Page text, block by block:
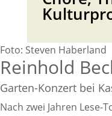
Foto: Steven Haberland
Reinhold
Garten-Konzert bei
Nach zwei Jahren Lese-